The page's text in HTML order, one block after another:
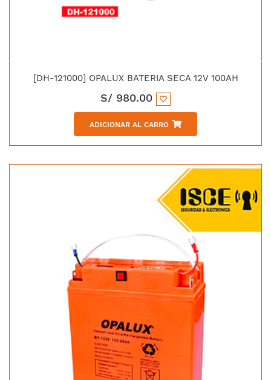
[DH-121000] OPALUX BATERIA SECA 12V 100AH
S/ 980.00
ADICIONAR AL CARRO